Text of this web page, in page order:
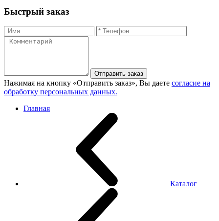
Быстрый заказ
Отправить заказ
Нажимая на кнопку «Отправить заказ», Вы даете согласие на
обработку персональных данных.
Главная
Каталог